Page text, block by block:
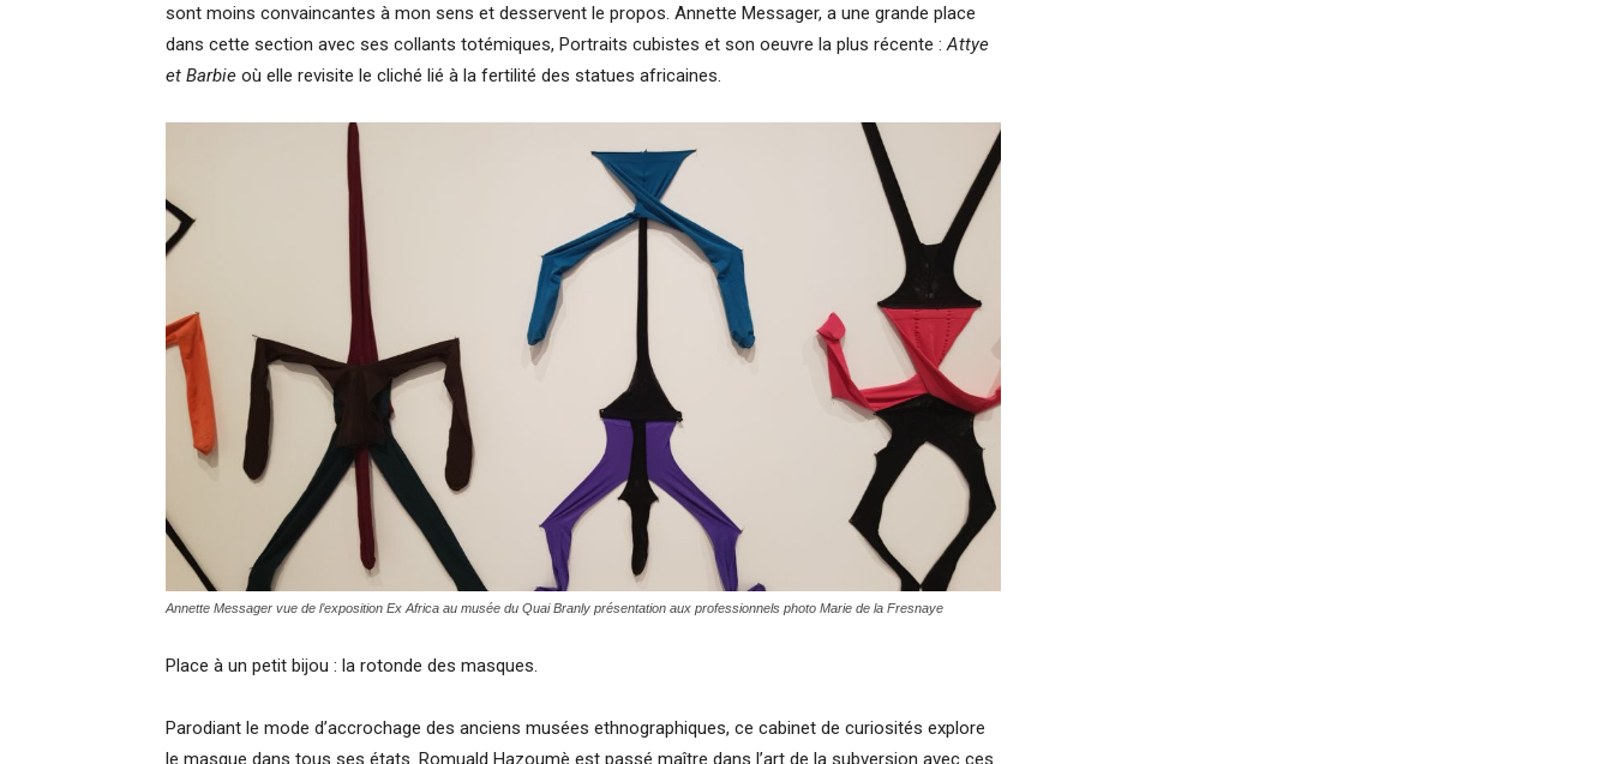
sont moins convaincantes à mon sens et desservent le propos. Annette Messager, a une grande place
dans cette section avec ses collants totémiques, Portraits cubistes et son oeuvre la plus récente :Attye
et Barbie où elle revisite le cliché lié à la fertilité des statues africaines.
Annette Messager vue de l’exposition Ex Africa au musée du Quai Branly présentation aux professionnels photo Marie de la Fresnaye
Place à un petit bijou : la rotonde des masques.
Parodiant le mode d’accrochage des anciens musées ethnographiques, ce cabinet de curiosités explore